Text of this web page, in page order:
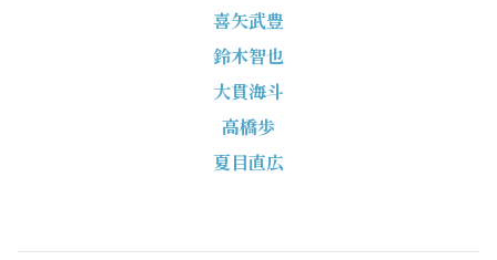
喜矢武豊
鈴木智也
大貫海斗
高橋歩
夏目直広